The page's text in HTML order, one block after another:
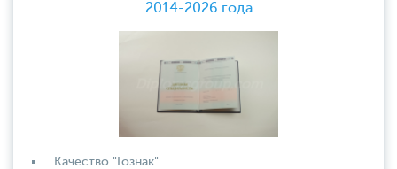
2014-2026 года
Качество "Гознак"